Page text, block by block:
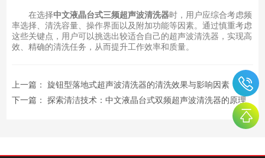
在选择中文液晶台式三频超声波清洗器时，用户应综合考虑频
率选择、清洗容量、操作界面以及附加功能等因素。通过慎重考虑
这些关键点，用户可以挑选出较适合自己的超声波清洗器，实现高
效、精确的清洗任务，从而提升工作效率和质量。
上一篇： 旋钮型落地式超声波清洗器的清洗效果与影响因素
下一篇： 探索清洁技术：中文液晶台式双频超声波清洗器的原理